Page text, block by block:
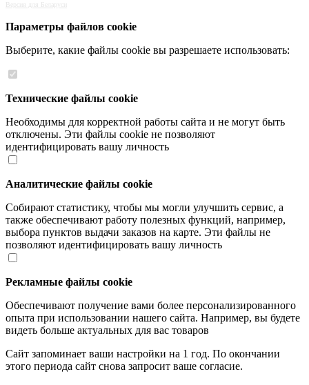
Версия для Беларуси
Параметры файлов cookie
Выберите, какие файлы cookie вы разрешаете использовать:
Технические файлы cookie
Необходимы для корректной работы сайта и не могут быть
отключены. Эти файлы cookie не позволяют
идентифицировать вашу личность
Аналитические файлы cookie
Собирают статистику, чтобы мы могли улучшить сервис, а
также обеспечивают работу полезных функций, например,
выбора пунктов выдачи заказов на карте. Эти файлы не
позволяют идентифицировать вашу личность
Рекламные файлы cookie
Обеспечивают получение вами более персонализированного
опыта при использовании нашего сайта. Например, вы будете
видеть больше актуальных для вас товаров
Сайт запоминает ваши настройки на 1 год. По окончании
этого периода сайт снова запросит ваше согласие.